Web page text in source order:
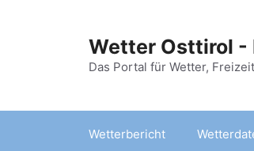
Wetter Osttirol -
Das Portal für Wetter,
Wetterbericht